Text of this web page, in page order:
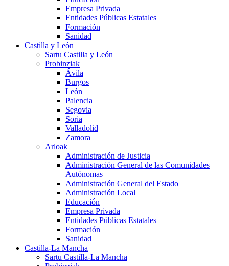
Empresa Privada
Entidades Públicas Estatales
Formación
Sanidad
Castilla y León
Sartu Castilla y León
Probinziak
Ávila
Burgos
León
Palencia
Segovia
Soria
Valladolid
Zamora
Arloak
Administración de Justicia
Administración General de las Comunidades
Autónomas
Administración General del Estado
Administración Local
Educación
Empresa Privada
Entidades Públicas Estatales
Formación
Sanidad
Castilla-La Mancha
Sartu Castilla-La Mancha